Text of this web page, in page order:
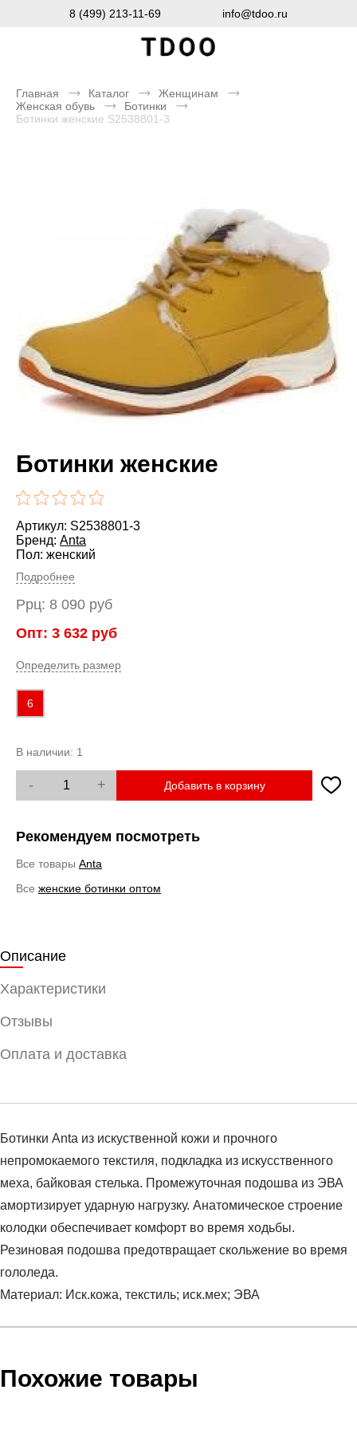
8 (499) 213-11-69 info@tdoo.ru
Главная Каталог
Женщинам
Женская обувь
Ботинки
Ботинки женские S2538801-3
Ботинки женские
Артикул: S2538801-3
Бренд: Anta
Пол: женский
Подробнее
Ррц: 8 090 руб
Опт: 3 632 руб
Определить размер
6
В наличии: 1
- + Добавить в корзину
Рекомендуем посмотреть
Все товары Anta
Все женские ботинки оптом
Описание
Характеристики
Отзывы
Оплата и доставка
Ботинки Anta из искуственной кожи и прочного
непромокаемого текстиля, подкладка из искусственного
меха, байковая стелька. Промежуточная подошва из ЭВА
амортизирует ударную нагрузку. Анатомическое строение
колодки обеспечивает комфорт во время ходьбы.
Резиновая подошва предотвращает скольжение во время
гололеда.
Материал: Иск.кожа, текстиль; иск.мех; ЭВА
Пол:женский
Заказ берется в работу только после оплаты счета.
Счет заранее согласовывается с клиентом.
Похожие товары